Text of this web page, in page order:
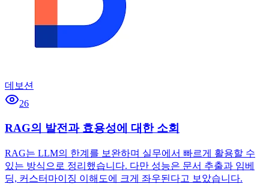
데보션
26
RAG의 발전과 효용성에 대한 소회
RAG는 LLM의 한계를 보완하며 실무에서 빠르게 활용할 수
있는 방식으로 정리했습니다. 다만 성능은 문서 추출과 임베
딩, 커스터마이징 이해도에 크게 좌우된다고 보았습니다.